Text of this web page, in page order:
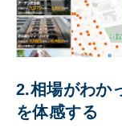
2.相場がわか
を体感する